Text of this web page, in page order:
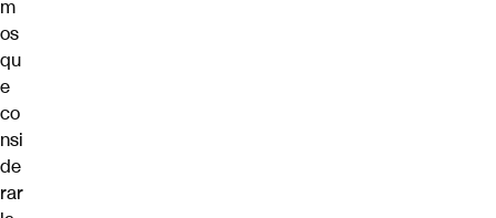
m
os
qu
e
co
nsi
de
rar